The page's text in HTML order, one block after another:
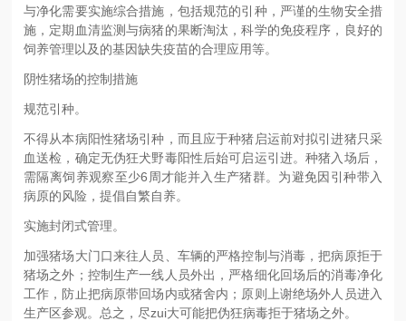
与净化需要实施综合措施，包括规范的引种，严谨的生物安全措
施，定期血清监测与病猪的果断淘汰，科学的免疫程序，良好的
饲养管理以及的基因缺失疫苗的合理应用等。
阴性猪场的控制措施
规范引种。
不得从本病阳性猪场引种，而且应于种猪启运前对拟引进猪只采
血送检，确定无伪狂犬野毒阳性后始可启运引进。种猪入场后，
需隔离饲养观察至少6周才能并入生产猪群。为避免因引种带入
病原的风险，提倡自繁自养。
实施封闭式管理。
加强猪场大门口来往人员、车辆的严格控制与消毒，把病原拒于
猪场之外；控制生产一线人员外出，严格细化回场后的消毒净化
工作，防止把病原带回场内或猪舍内；原则上谢绝场外人员进入
生产区参观。总之，尽zui大可能把伪狂病毒拒于猪场之外。